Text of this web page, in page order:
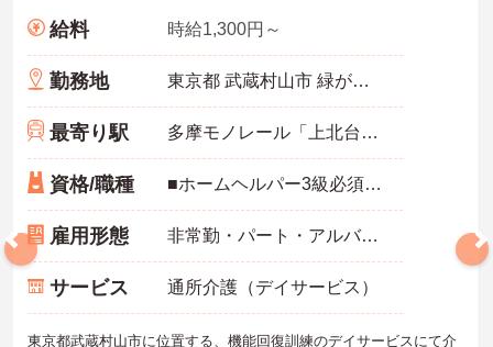
給料 時給1,300円～
勤務地 東京都 武蔵村山市 緑が丘1460-46-17
最寄り駅 多摩モノレール「上北台駅」徒歩13分
資格/職種 ■ホームヘルパー3級必須 ■普通自動車免許あれば尚可（AT限定可） ■経験不問
雇用形態 非常勤・パート・アルバイト
サービス 通所介護（デイサービス）
東京都武蔵村山市に位置する、機能回復訓練のデイサービスにて介